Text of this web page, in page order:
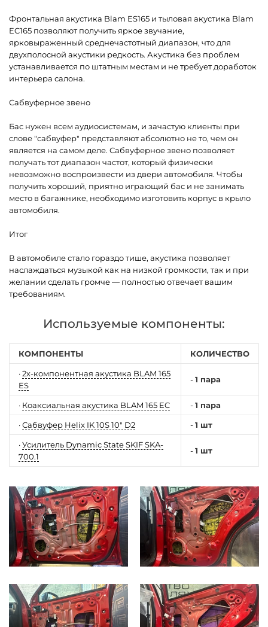
Фронтальная акустика Blam ES165 и тыловая акустика Blam
EC165 позволяют получить яркое звучание,
ярковыраженный среднечастотный диапазон, что для
двухполосной акустики редкость. Акустика без проблем
устанавливается по штатным местам и не требует доработок
интерьера салона.
Сабвуферное звено
Бас нужен всем аудиосистемам, и зачастую клиенты при
слове "сабвуфер" представляют абсолютно не то, чем он
является на самом деле. Сабвуферное звено позволяет
получать тот диапазон частот, который физически
невозможно воспроизвести из двери автомобиля. Чтобы
получить хороший, приятно играющий бас и не занимать
место в багажнике, необходимо изготовить корпус в крыло
автомобиля.
Итог
В автомобиле стало гораздо тише, акустика позволяет
наслаждаться музыкой как на низкой громкости, так и при
желании сделать громче — полностью отвечает вашим
требованиям.
Используемые компоненты:
КОМПОНЕНТЫ КОЛИЧЕСТВО
·2х-компонентная акустика BLAM 165
ES
-1 пара
· Коаксиальная акустика BLAM 165 EC -1 пара
·Сабвуфер Helix IK 10S 10" D2 -1 шт
·Усилитель Dynamic State SKIF SKA-
700.1
-1 шт